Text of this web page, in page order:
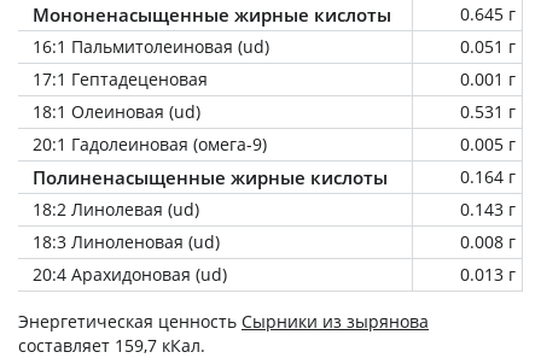
Мононенасыщенные жирные кислоты
0.645 г
16:1 Пальмитолеиновая (ud)
0.051 г
17:1 Гептадеценовая
0.001 г
18:1 Олеиновая (ud)
0.531 г
20:1 Гадолеиновая (омега-9)
0.005 г
Полиненасыщенные жирные кислоты
0.164 г
18:2 Линолевая (ud)
0.143 г
18:3 Линоленовая (ud)
0.008 г
20:4 Арахидоновая (ud)
0.013 г
Энергетическая ценность Сырники из зырянова
составляет 159,7 кКал.